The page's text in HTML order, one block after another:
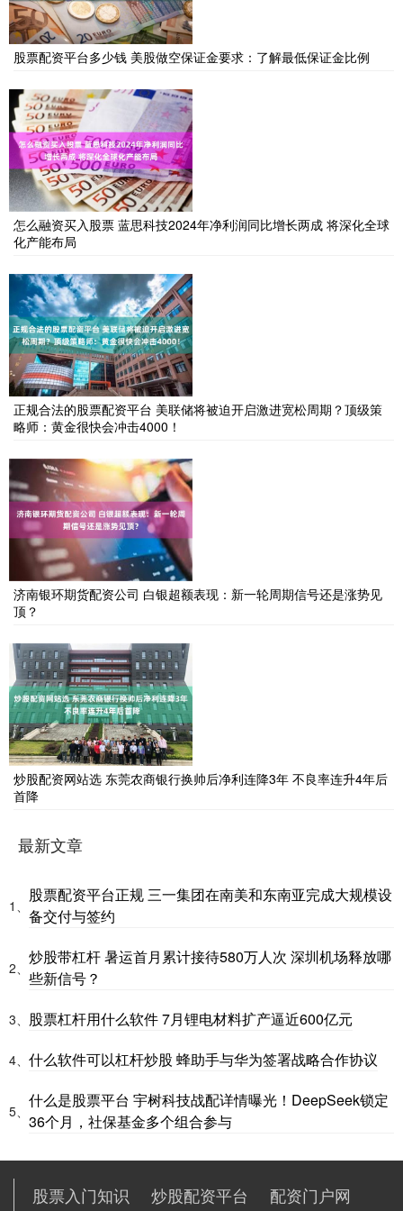
股票配资平台多少钱 美股做空保证金要求：了解最低保证金比例
怎么融资买入股票 蓝思科技2024年净利润同比增长两成 将深化全球
化产能布局
正规合法的股票配资平台 美联储将被迫开启激进宽松周期？顶级策
略师：黄金很快会冲击4000！
济南银环期货配资公司 白银超额表现：新一轮周期信号还是涨势见
顶？
炒股配资网站选 东莞农商银行换帅后净利连降3年 不良率连升4年后
首降
最新文章
1、
股票配资平台正规 三一集团在南美和东南亚完成大规模设
备交付与签约
2、
炒股带杠杆 暑运首月累计接待580万人次 深圳机场释放哪
些新信号？
3、 股票杠杆用什么软件 7月锂电材料扩产逼近600亿元
4、 什么软件可以杠杆炒股 蜂助手与华为签署战略合作协议
5、
什么是股票平台 宇树科技战配详情曝光！DeepSeek锁定
36个月，社保基金多个组合参与
股票入门知识 炒股配资平台 配资门户网